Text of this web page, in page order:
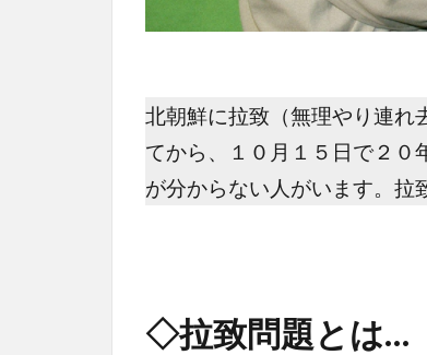
北朝鮮に拉致（無理やり連れ
てから、１０月１５日で２０
が分からない人がいます。拉
◇拉致問題とは…